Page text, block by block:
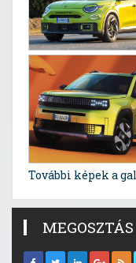
További képek a
MEGOSZTÁS